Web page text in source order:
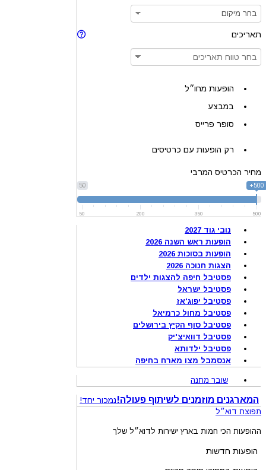
תאריכים
הופעות מחו״ל
במבצע
סופר פרייס
רק הופעות עם כרטיסים
מחיר הכרטיס המרבי
50 500+
50 200 350 500
נובי גוד 2027
הופעות ראש השנה 2026
הופעות בסוכות 2026
הצגות חנוכה 2026
פסטיבל חיפה להצגות ילדים
פסטיבל ישראל
פסטיבל יפוג'אז
פסטיבל מחול כרמיאל
פסטיבל סוף הקיץ בירושלים
פסטיבל דוואיצ'יק
פסטיבל ילדותא
אנסמבל מצו מארח בחיפה
שובר מתנה
המארגנים מוזמנים לשיתוף פעולה!נמכור יחד!
תפוצת דוא״ל
ההופעות הכי חמות בארץ ישירות לדוא״ל שלך
הופעות חדשות